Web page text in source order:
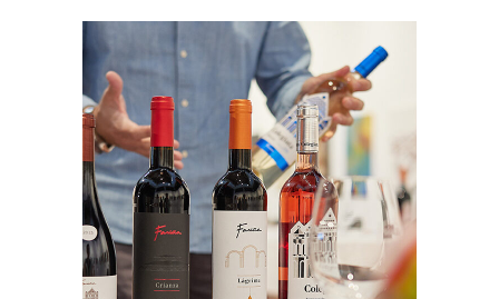
Visita "Con los 5
sentidos"
Desde:
23,00 €IVA incluido